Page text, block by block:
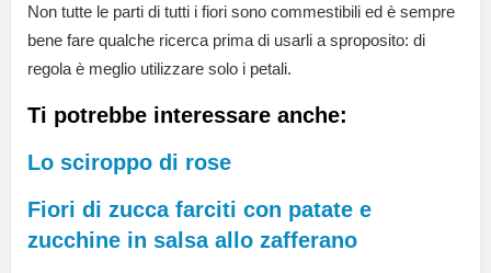
Non tutte le parti di tutti i fiori sono commestibili ed è sempre
bene fare qualche ricerca prima di usarli a sproposito: di
regola è meglio utilizzare solo i petali.
Ti potrebbe interessare anche:
Lo sciroppo di rose
Fiori di zucca farciti con patate e
zucchine in salsa allo zafferano